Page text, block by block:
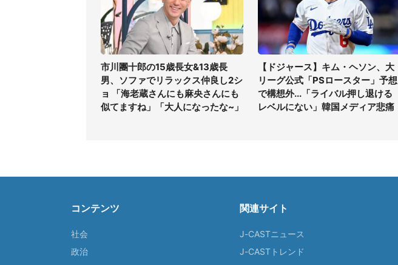
市川團十郎の15歳長女&13歳長
男、ソファでリラックス仲良し2シ
ョ 「海老蔵さんにも麻央さんにも
似てますね」「大人になったな~」
【ドジャース】キム・ヘソン、大
リーグ公式「PSロースター」予想
で構想外...「ライバル押し退ける
レベルにない」韓国メディア悲痛
コンテンツ
社会
政治
関連サイト
J-CASTニュース
J-CASTトレンド